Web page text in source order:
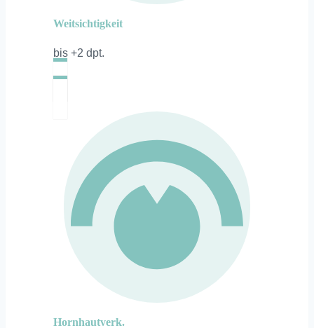
Weitsichtigkeit
bis +2 dpt.
Hornhautverk.